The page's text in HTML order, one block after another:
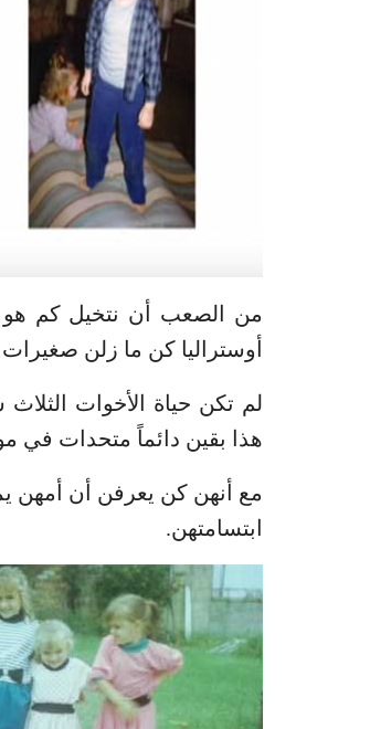
من الصعب أن نتخيل كم هو
أوستراليا كن ما زلن
لم تكن حياة الأخوات
هذا بقين دائماً متحدات في
مع أنهن كن يعرفن أن أمهن
ابتسامتهن.